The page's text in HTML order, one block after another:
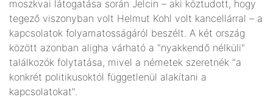
moszkvai látogatása során Jelcin – aki köztudott, hogy
tegező viszonyban volt Helmut Kohl volt kancellárral – a
kapcsolatok folyamatosságáról beszélt. A két ország
között azonban aligha várható a "nyakkendő nélküli"
találkozók folytatása, mivel a németek szeretnék "a
konkrét politikusoktól függetlenül alakítani a
kapcsolatokat".